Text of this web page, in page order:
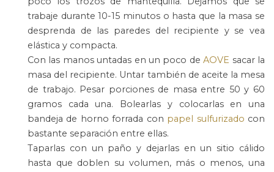
trabaje durante 10-15 minutos o hasta que la masa se
desprenda de las paredes del recipiente y se vea
elástica y compacta.
Con las manos untadas en un poco deAOVE sacar la
masa del recipiente. Untar también de aceite la mesa
de trabajo. Pesar porciones de masa entre 50 y 60
gramos cada una. Bolearlas y colocarlas en una
bandeja de horno forrada con papel sulfurizado con
bastante separación entre ellas.
Taparlas con un paño y dejarlas en un sitio cálido
hasta que doblen su volumen, más o menos, una